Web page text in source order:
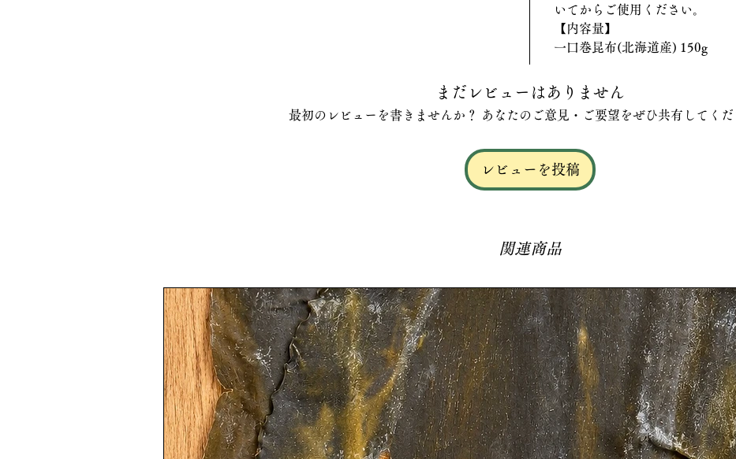
いてからご使用ください。
【内容量】
一口巻昆布(北海道産) 150g
まだレビューはありません
最初のレビューを書きませんか？ あなたのご意見・ご要望をぜひ共有してくだ
レビューを投稿
関連商品